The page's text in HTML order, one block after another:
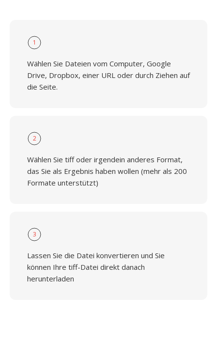
1
Wählen Sie Dateien vom Computer, Google
Drive, Dropbox, einer URL oder durch Ziehen auf
die Seite.
2
Wählen Sie tiff oder irgendein anderes Format,
das Sie als Ergebnis haben wollen (mehr als 200
Formate unterstützt)
3
Lassen Sie die Datei konvertieren und Sie
können Ihre tiff-Datei direkt danach
herunterladen